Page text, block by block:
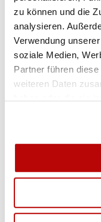
zu können und die
analysieren.
Verwendung
soziale Medien,
Partner führen
weiteren Daten
absolvierte sein
vor René
Mikai Veugelers
U21 zuoberst